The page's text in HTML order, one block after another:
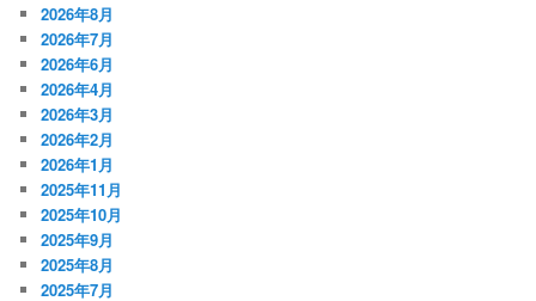
2026年8月
2026年7月
2026年6月
2026年4月
2026年3月
2026年2月
2026年1月
2025年11月
2025年10月
2025年9月
2025年8月
2025年7月